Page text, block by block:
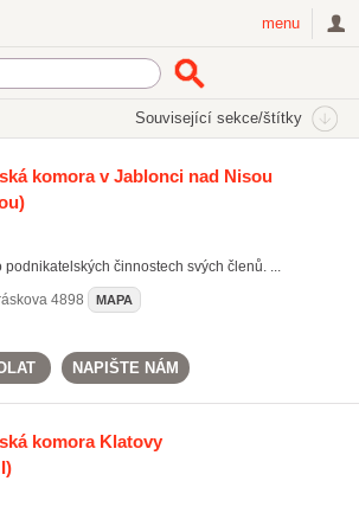
menu
Související sekce/štítky
komora v Jablonci nad Nisou
podnikatelských činnostech svých členů. ...
4898 MAPA
NAPIŠTE NÁM
komora Klatovy